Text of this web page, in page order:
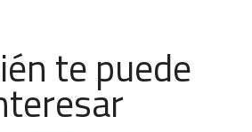
te puede